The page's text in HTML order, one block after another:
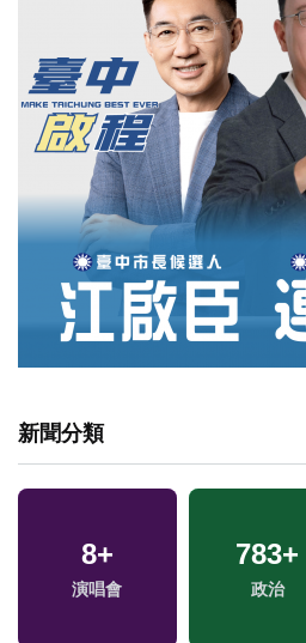
新聞分類
8+
演唱會
783+
政治